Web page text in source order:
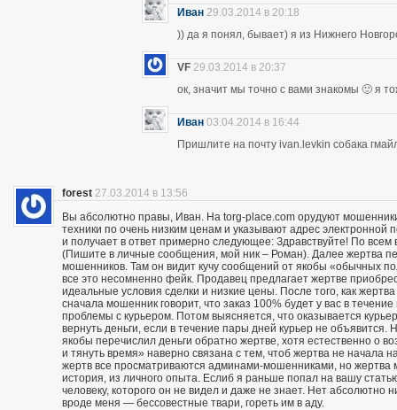
Иван 29.03.2014 в 20:18
)) да я понял, бывает) я из Нижнего
VF 29.03.2014 в 20:37
ок, значит мы точно с вами знакомы 🙂 я
Иван 03.04.2014 в 16:44
Пришлите на почту ivan.levkin собака
forest 27.03.2014 в 13:56
Вы абсолютно правы, Иван. На torg-place.com орудуют
техники по очень низким ценам и указывают адрес
и получает в ответ примерно следующее: Здравствуйте! По
(Пишите в личные сообщения, мой ник – Роман). Далее жертва
мошенников. Там он видит кучу сообщений от якобы «обычных
все это несомненно фейк. Продавец предлагает жертве
идеальные условия сделки и низкие цены. После того, как
сначала мошенник говорит, что заказ 100% будет у вас в
проблемы с курьером. Потом выясняется, что оказывается
вернуть деньги, если в течение пары дней курьер не
якобы перечислил деньги обратно жертве, хотя естественно о
и тянуть время» наверно связана с тем, чтоб жертва не начала
жертв все просматриваются админами-мошенниками, но жертва
история, из личного опыта. Еслиб я раньше попал на вашу
человеку, которого он не видел и даже не знает. Нет
вроде меня — бессовестные твари, гореть им в аду.